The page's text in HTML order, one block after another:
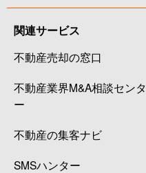
関連サービス
不動産売却の窓口
不動産業界M&A相談センタ
ー
不動産の集客ナビ
SMSハンター